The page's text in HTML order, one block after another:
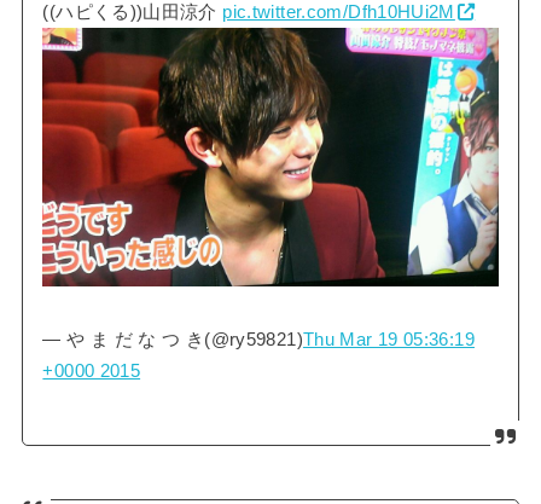
((ハピくる))山田涼介 pic.twitter.com/Dfh10HUi2M
— や ま だ な つ き(@ry59821)Thu Mar 19 05:36:19
+0000 2015